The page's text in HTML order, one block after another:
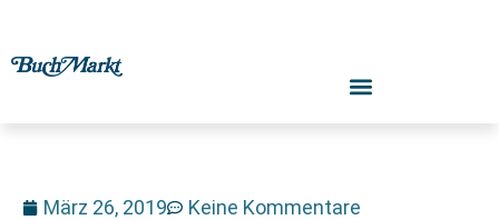
März 26, 2019 Keine Kommentare